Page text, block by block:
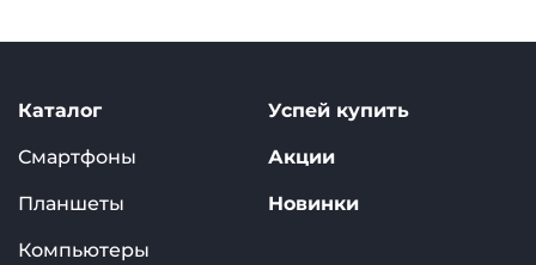
Каталог
Смартфоны
Планшеты
Компьютеры
Успей купить
Акции
Новинки